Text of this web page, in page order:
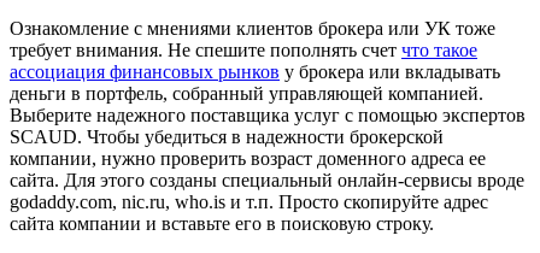
Ознакомление с мнениями клиентов брокера или УК тоже
требует внимания. Не спешите пополнять счет что такое
ассоциация финансовых рынков у брокера или вкладывать
деньги в портфель, собранный управляющей компанией.
Выберите надежного поставщика услуг с помощью экспертов
SCAUD. Чтобы убедиться в надежности брокерской
компании, нужно проверить возраст доменного адреса ее
сайта. Для этого созданы специальный онлайн-сервисы вроде
godaddy.com, nic.ru, who.is и т.п. Просто скопируйте адрес
сайта компании и вставьте его в поисковую строку.